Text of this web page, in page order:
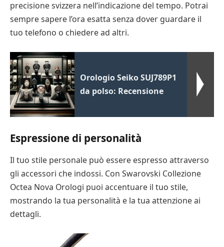
precisione svizzera nell’indicazione del tempo. Potrai
sempre sapere l’ora esatta senza dover guardare il
tuo telefono o chiedere ad altri.
Orologio Seiko SUJ789P1
da polso: Recensione
Espressione di personalità
Il tuo stile personale può essere espresso attraverso
gli accessori che indossi. Con Swarovski Collezione
Octea Nova Orologi puoi accentuare il tuo stile,
mostrando la tua personalità e la tua attenzione ai
dettagli.